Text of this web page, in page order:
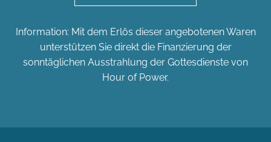
Information: Mit dem Erlös dieser angebotenen Waren
unterstützen Sie direkt die Finanzierung der
sonntäglichen Ausstrahlung der Gottesdienste von
Hour of Power.